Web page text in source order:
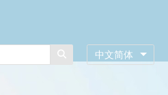
中文简体